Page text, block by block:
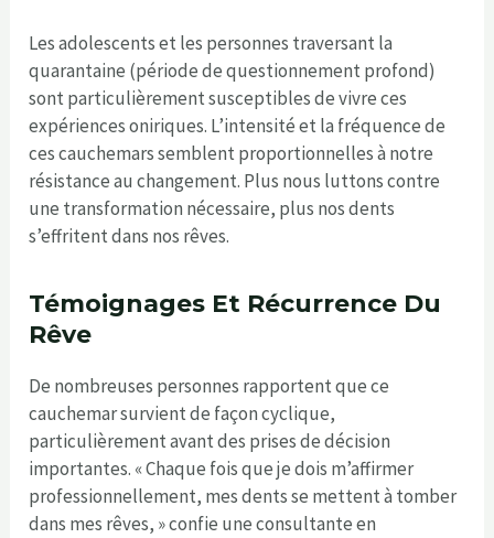
Les adolescents et les personnes traversant la
quarantaine (période de questionnement profond)
sont particulièrement susceptibles de vivre ces
expériences oniriques. L’intensité et la fréquence de
ces cauchemars semblent proportionnelles à notre
résistance au changement. Plus nous luttons contre
une transformation nécessaire, plus nos dents
s’effritent dans nos rêves.
Témoignages Et Récurrence Du
Rêve
De nombreuses personnes rapportent que ce
cauchemar survient de façon cyclique,
particulièrement avant des prises de décision
importantes. « Chaque fois que je dois m’affirmer
professionnellement, mes dents se mettent à tomber
dans mes rêves, » confie une consultante en